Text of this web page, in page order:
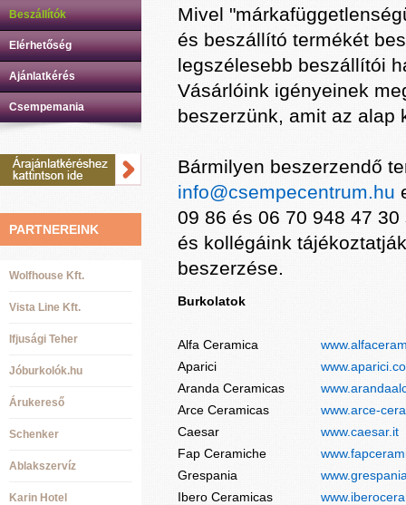
Beszállítók
Elérhetőség
Ajánlatkérés
Csempemania
PARTNEREINK
Wolfhouse Kft.
Vista Line Kft.
Ifjusági Teher
Jóburkolók.hu
Árukereső
Schenker
Ablakszervíz
Karin Hotel
Mivel
és beszállító termékét
legszélesebb beszállítói
Vásárlóink igényeinek
beszerzünk, amit az alap
Bármilyen beszerzendő
info@csempecentrum.hu
09 86 és 06 70 948 47 30
és kollégáink
beszerzése.
Burkolatok
Alfa Ceramica
Aparici
Aranda Ceramicas
Arce Ceramicas
www.arce-
Caesar
www.caesar.it
Fap Ceramiche
Grespania
Ibero Ceramicas